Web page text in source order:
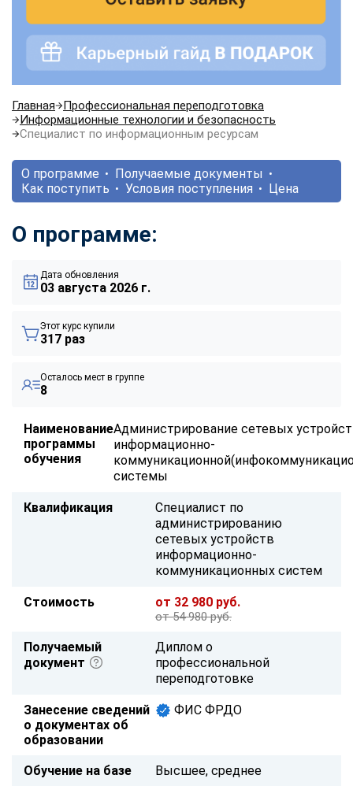
Главная
Профессиональная переподготовка
Информационные технологии и безопасность
Специалист по информационным ресурсам
О программе
Получаемые документы
Как поступить
Условия поступления Цена
О программе:
Дата обновления
03 августа 2026 г.
Этот курс купили
317 раз
Осталось мест в группе
8
Наименование
программы
обучения
Администрирование сетевых
информационно-
системы
Квалификация
Специалист по
администрированию
сетевых устройств
информационно-
коммуникационных систем
Стоимость от 32 980 руб.
от 54 980 руб.
Получаемый
документ
Диплом о
профессиональной
переподготовке
Занесение сведений
о документах об
образовании
ФИС ФРДО
Обучение на базе Высшее, среднее